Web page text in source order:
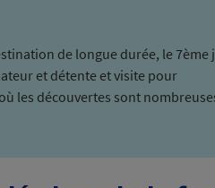
de longue durée, le 7ème
et détente et visite pour
les découvertes sont